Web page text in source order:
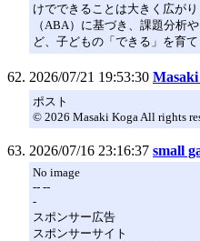
けでできることは大きく広が
（ABA）に基づき、課題分析
ど、子どもの「できる」を育て
2026/07/21 19:53:30
ポスト
© 2026 Masaki Koga All rights
2026/07/16 23:16:37 small
No image
-- --
-
スポンサー広告
スポンサーサイト